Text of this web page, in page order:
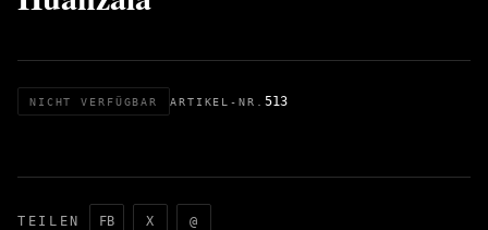
NICHT VERFÜGBAR ARTIKEL-NR. 513
TEILEN FB X @